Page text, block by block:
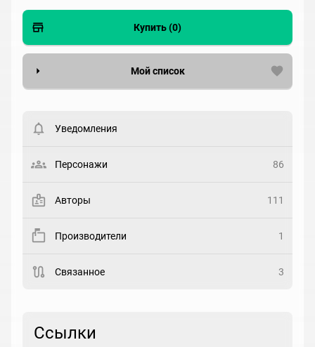
Купить (0)
Мой список
Статус
Рейтинг
Реакция
Уведомления
Персонажи 86
Авторы 111
Производители 1
Связанное 3
Ссылки